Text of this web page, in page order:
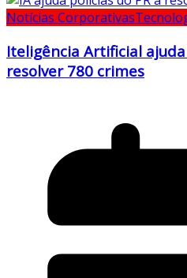
Notícias Corporativas
Iteligência Artificial
resolver 780 crimes